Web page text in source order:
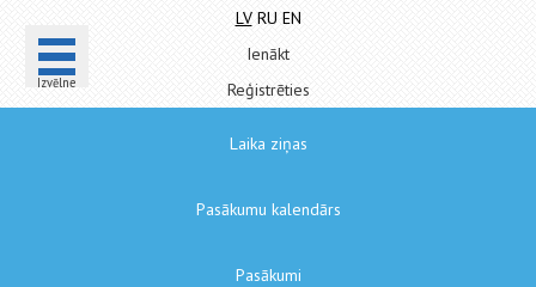
Izvēlne
LV RU EN
Ienākt
Reģistrēties
Laika ziņas
Pasākumu kalendārs
Pasākumi